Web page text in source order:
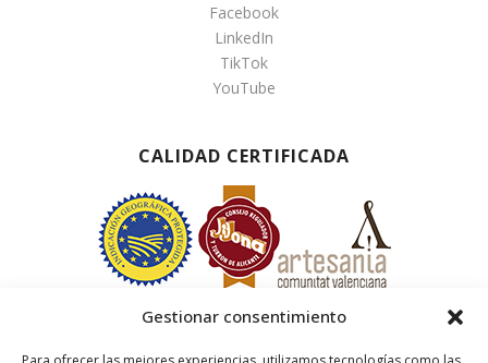
Gestionar consentimiento
Facebook
LinkedIn
TikTok
YouTube
CALIDAD CERTIFICADA